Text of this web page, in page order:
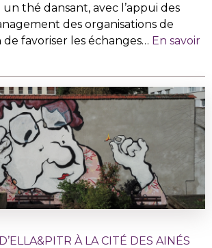
un thé dansant, avec l’appui des
des organisations de
de favoriser les échanges… En savoir
À LA CITÉ DES AINÉS